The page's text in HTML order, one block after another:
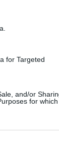
for Targeted
and/or
for
από τον
που